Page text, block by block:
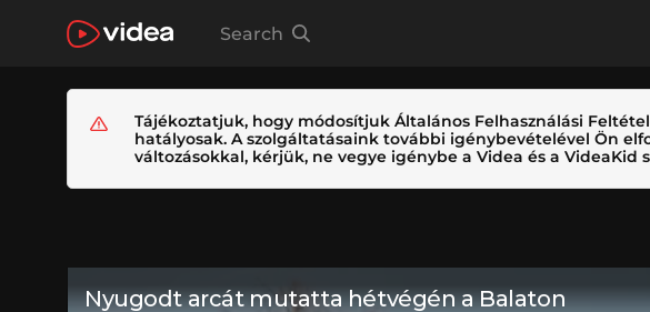
Search
Tájékoztatjuk, hogy módosítjuk Általános Felhasználási
hatályosak. A szolgáltatásaink további igénybevételével Ön
változásokkal, kérjük, ne vegye igénybe a Videa és a VideaKid